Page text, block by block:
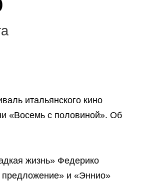
итальянского кино
«Восемь с половиной». Об
жизнь» Федерико
и «Эннио»